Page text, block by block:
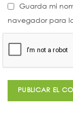
Guarda mi
navegador para